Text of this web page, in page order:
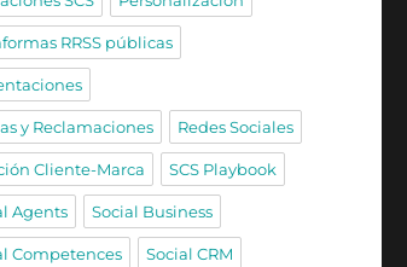
la gestión de experiencias y
RRSS públicas
y Reclamaciones Redes Sociales
Cliente-Marca SCS Playbook
Agents Social Business
Competences Social CRM